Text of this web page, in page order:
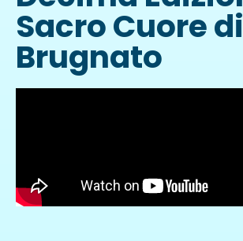
Sacro Cuore di
Brugnato